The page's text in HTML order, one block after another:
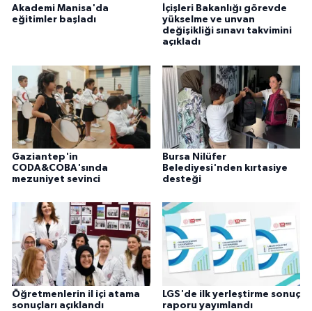
Akademi Manisa'da
eğitimler başladı
İçişleri Bakanlığı görevde
yükselme ve unvan
değişikliği sınavı takvimini
açıkladı
Gaziantep'in
CODA&COBA'sında
mezuniyet sevinci
Bursa Nilüfer
Belediyesi'nden kırtasiye
desteği
Öğretmenlerin il içi atama
sonuçları açıklandı
LGS'de ilk yerleştirme sonuç
raporu yayımlandı